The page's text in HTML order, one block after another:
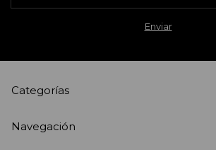
Categorías
Navegación